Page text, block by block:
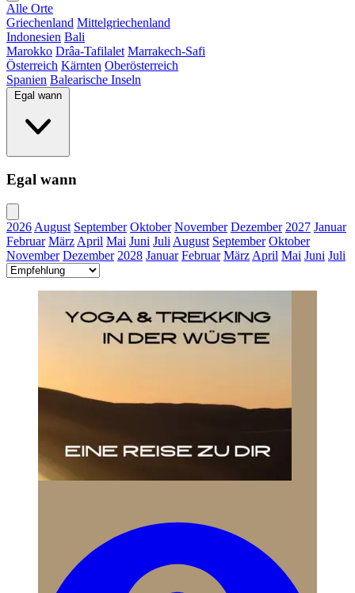
Alle Orte
Griechenland Mittelgriechenland
Indonesien Bali
Marokko Drâa-Tafilalet Marrakech-Safi
Österreich Kärnten Oberösterreich
Spanien Balearische Inseln
Egal wann
Egal wann
2026 August September Oktober November Dezember 2027 Januar
Februar März April Mai Juni Juli August September Oktober
November Dezember 2028 Januar Februar März April Mai Juni Juli